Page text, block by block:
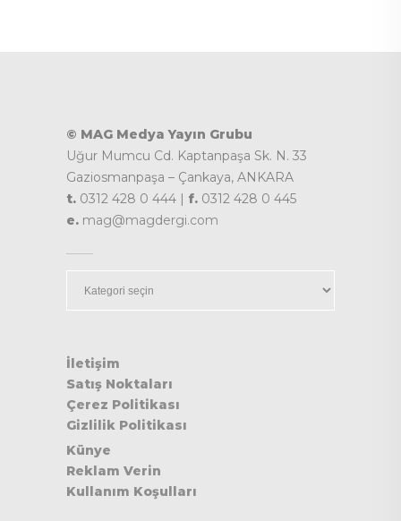
© MAG Medya Yayın Grubu
Uğur Mumcu Cd. Kaptanpaşa Sk. N. 33
Gaziosmanpaşa – Çankaya, ANKARA
t. 0312 428 0 444 | f. 0312 428 0 445
e. mag@magdergi.com
İletişim
Satış Noktaları
Çerez Politikası
Gizlilik Politikası
Künye
Reklam Verin
Kullanım Koşulları